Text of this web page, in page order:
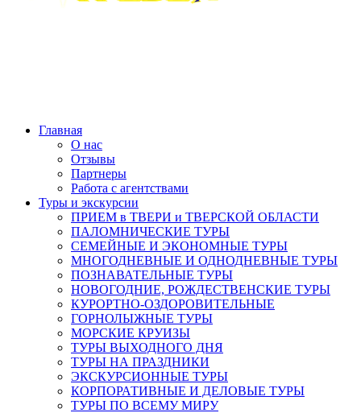
Главная
О нас
Отзывы
Партнеры
Работа с агентствами
Туры и экскурсии
ПРИЕМ в ТВЕРИ и ТВЕРСКОЙ ОБЛАСТИ
ПАЛОМНИЧЕСКИЕ ТУРЫ
СЕМЕЙНЫЕ И ЭКОНОМНЫЕ ТУРЫ
МНОГОДНЕВНЫЕ И ОДНОДНЕВНЫЕ ТУРЫ
ПОЗНАВАТЕЛЬНЫЕ ТУРЫ
НОВОГОДНИЕ, РОЖДЕСТВЕНСКИЕ ТУРЫ
КУРОРТНО-ОЗДОРОВИТЕЛЬНЫЕ
ГОРНОЛЫЖНЫЕ ТУРЫ
МОРСКИЕ КРУИЗЫ
ТУРЫ ВЫХОДНОГО ДНЯ
ТУРЫ НА ПРАЗДНИКИ
ЭКСКУРСИОННЫЕ ТУРЫ
КОРПОРАТИВНЫЕ И ДЕЛОВЫЕ ТУРЫ
ТУРЫ ПО ВСЕМУ МИРУ